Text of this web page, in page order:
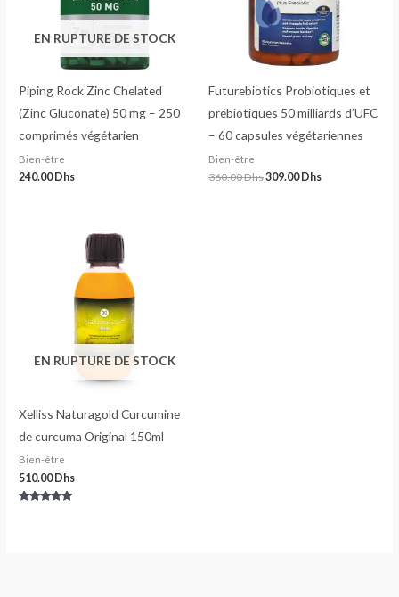
EN RUPTURE DE STOCK
Piping Rock Zinc Chelated
(Zinc Gluconate) 50 mg – 250
comprimés végétarien
Bien-être
240.00 Dhs
Futurebiotics Probiotiques et
prébiotiques 50 milliards d’UFC
– 60 capsules végétariennes
Bien-être
360.00Dhs309.00 Dhs
EN RUPTURE DE STOCK
Xelliss Naturagold Curcumine
de curcuma Original 150ml
Bien-être
510.00 Dhs